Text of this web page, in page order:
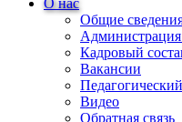
О нас
Общие
Кадровый
Вакансии
Видео
Обратная связь